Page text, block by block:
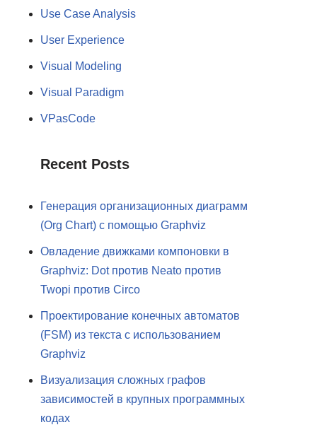
Use Case Analysis
User Experience
Visual Modeling
Visual Paradigm
VPasCode
Recent Posts
Генерация организационных диаграмм
(Org Chart) с помощью Graphviz
Овладение движками компоновки в
Graphviz: Dot против Neato против
Twopi против Circo
Проектирование конечных автоматов
(FSM) из текста с использованием
Graphviz
Визуализация сложных графов
зависимостей в крупных программных
кодах